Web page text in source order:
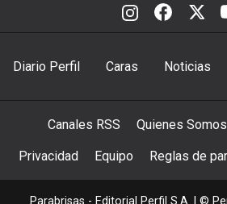
Diario Perfil Caras Noticias
Canales RSS Quienes Somos
Privacidad Equipo Reglas de